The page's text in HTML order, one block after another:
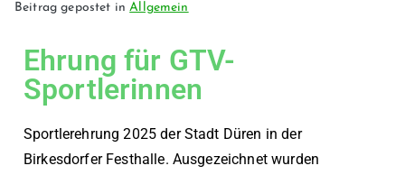
Beitrag gepostet inAllgemein
Ehrung für GTV-
Sportlerinnen
Sportlerehrung 2025 der Stadt Düren in der
Birkesdorfer Festhalle. Ausgezeichnet wurden